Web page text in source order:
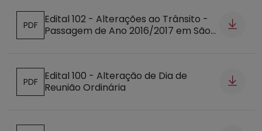
Abre num novo separador
PDF
Edital 102 - Alterações ao Trânsito -
Passagem de Ano 2016/2017 em São
Abre num novo separador
PDF
Edital 100 - Alteração de Dia de
Reunião Ordinária